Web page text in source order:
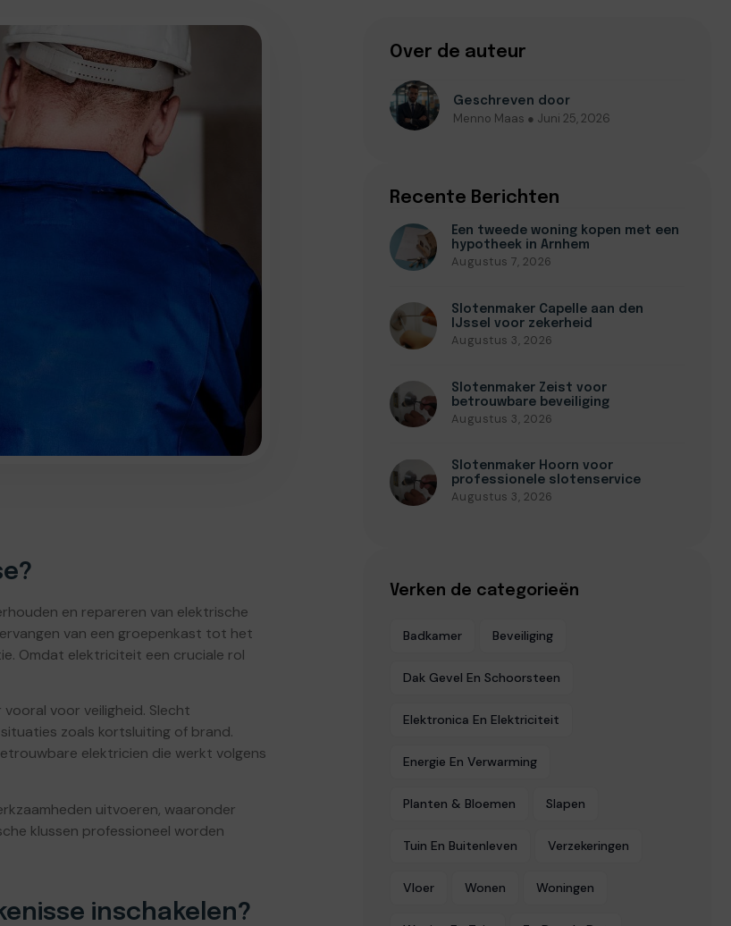
en repareren van elektrische
van een groepenkast tot het
Omdat elektriciteit een cruciale rol
voor veiligheid. Slecht
zoals kortsluiting of brand.
elektricien die werkt volgens
uitvoeren, waaronder
klussen professioneel worden
inschakelen?
Over de auteur
Geschreven door
Menno Maas ● Juni 25, 2026
Recente Berichten
Een tweede woning kopen met een
hypotheek in Arnhem
Augustus 7, 2026
Slotenmaker Capelle aan den
IJssel voor zekerheid
Augustus 3, 2026
Slotenmaker Zeist voor
betrouwbare beveiliging
Augustus 3, 2026
Slotenmaker Hoorn voor
professionele slotenservice
Augustus 3, 2026
Verken de categorieën
Badkamer Beveiliging
Dak Gevel En Schoorsteen
Elektronica En Elektriciteit
Energie En Verwarming
Planten & Bloemen Slapen
Tuin En Buitenleven Verzekeringen
Vloer Wonen Woningen